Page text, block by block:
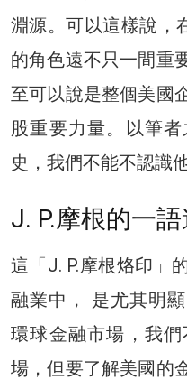
淵源。可以這樣說，
的角色遠不只一間重
至可以說是整個美國
股重要力量。以筆
史，我們不能不認識他
J. P.摩根的一
這「J. P.摩根烙印」
融業中， 是尤其明
環球金融市場，我
場，但要了解美國的